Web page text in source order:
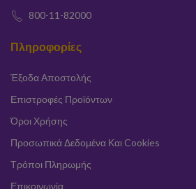
800-11-82000
Πληροφορίες
Έξοδα Αποστολής
Επιστροφές Προϊόντων
Όροι Χρήσης
Προσωπικά Δεδομένα Και Cookies
Τρόποι Πληρωμής
Επικοινωνία